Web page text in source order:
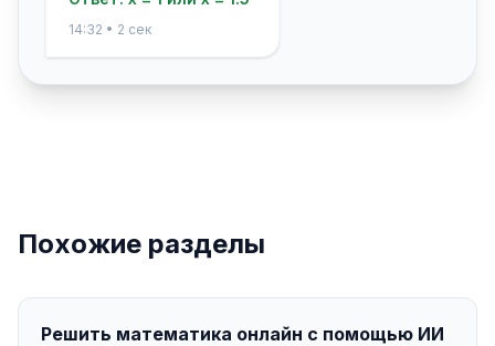
14:32 • 2 сек
Похожие разделы
Решить математика онлайн с помощью ИИ